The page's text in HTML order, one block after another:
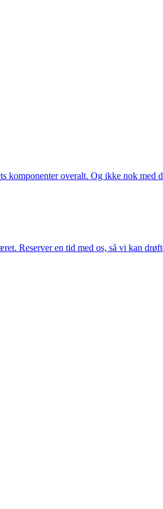
overalt. Og ikke nok med
Reserver en tid med os, så vi kan